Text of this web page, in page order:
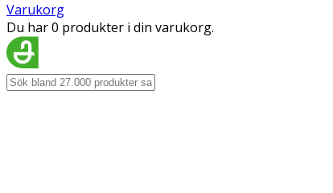
Varukorg
Du har 0 produkter i din varukorg.